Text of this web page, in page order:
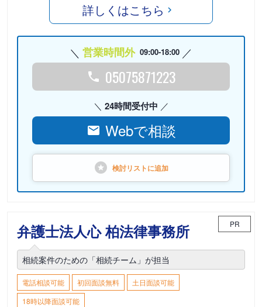
詳しくはこちら
営業時間外 09:00-18:00
05075871223
24時間受付中
Webで相談
検討リストに追加
弁護士法人心 柏法律事務所 PR
相続案件のための「相続チーム」が担当
電話相談可能 初回面談無料
土日面談可能
18時以降面談可能